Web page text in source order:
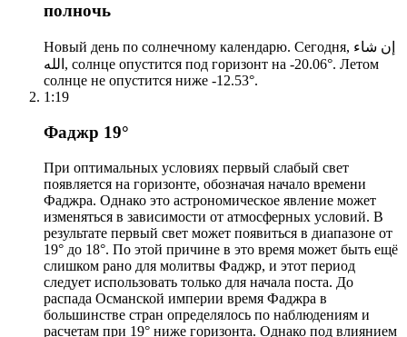
полночь
Новый день по солнечному календарю. Сегодня, إن شاء
الله, солнце опустится под горизонт на -20.06°. Летом
солнце не опустится ниже -12.53°.
1:19
Фаджр 19°
При оптимальных условиях первый слабый свет
появляется на горизонте, обозначая начало времени
Фаджра. Однако это астрономическое явление может
изменяться в зависимости от атмосферных условий. В
результате первый свет может появиться в диапазоне от
19° до 18°. По этой причине в это время может быть ещё
слишком рано для молитвы Фаджр, и этот период
следует использовать только для начала поста. До
распада Османской империи время Фаджра в
большинстве стран определялось по наблюдениям и
расчетам при 19° ниже горизонта. Однако под влиянием